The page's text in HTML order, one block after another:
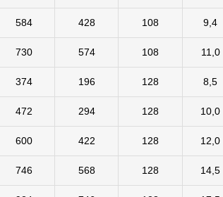
584 428 108 9,4
730 574 108 11,0
374 196 128 8,5
472 294 128 10,0
600 422 128 12,0
746 568 128 14,5